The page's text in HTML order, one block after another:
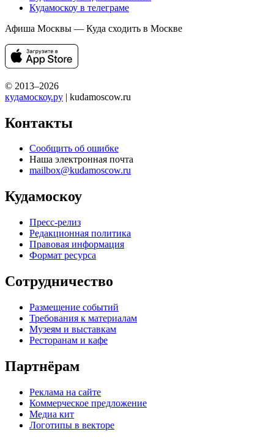
Кудамоскоу в телеграме
Афиша Москвы — Куда сходить в Москве
© 2013–2026
кудамоскоу.ру | kudamoscow.ru
Контакты
Сообщить об ошибке
Наша электронная почта
mailbox@kudamoscow.ru
Кудамоскоу
Пресс-релиз
Редакционная политика
Правовая информация
Формат ресурса
Сотрудничество
Размещение событий
Требования к материалам
Музеям и выставкам
Ресторанам и кафе
Партнёрам
Реклама на сайте
Коммерческое предложение
Медиа кит
Логотипы в векторе